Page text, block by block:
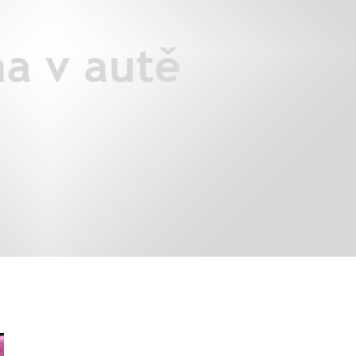
stručně o autosedačkách